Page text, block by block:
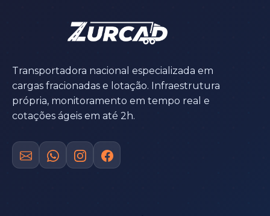
Transportadora nacional especializada em
cargas fracionadas e lotação. Infraestrutura
própria, monitoramento em tempo real e
cotações ágeis em até 2h.